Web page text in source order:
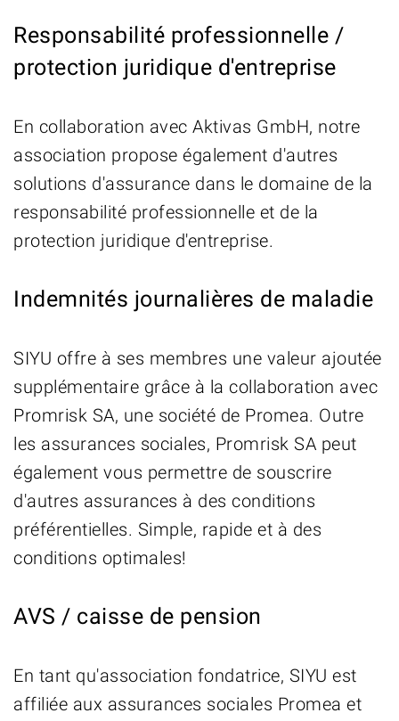
Responsabilité professionnelle /
protection juridique d'entreprise
En collaboration avec Aktivas GmbH, notre
association propose également d'autres
solutions d'assurance dans le domaine de la
responsabilité professionnelle et de la
protection juridique d'entreprise.
Indemnités journalières de maladie
SIYU offre à ses membres une valeur ajoutée
supplémentaire grâce à la collaboration avec
Promrisk SA, une société de Promea. Outre
les assurances sociales, Promrisk SA peut
également vous permettre de souscrire
d'autres assurances à des conditions
préférentielles. Simple, rapide et à des
conditions optimales!
AVS / caisse de pension
En tant qu'association fondatrice, SIYU est
affiliée aux assurances sociales Promea et